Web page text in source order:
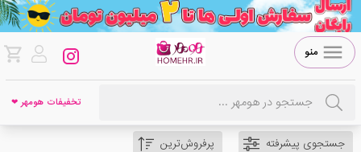
منو
تخفیفات هومهر ❤
جستجوی پیشرفته پرفروش‌ترین